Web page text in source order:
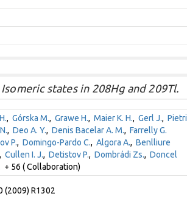
states in 208Hg and 209Tl.
, Górska M., Grawe H., Maier K. H., Gerl J., Pietri
, Deo A. Y., Denis Bacelar A. M., Farrelly G.
P., Domingo-Pardo C., Algora A., Benlliure
, Cullen I. J., Detistov P., Dombrádi Zs., Doncel
+ 56 ( Collaboration)
(2009) R1302